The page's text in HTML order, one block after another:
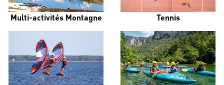
Multi-activités Montagne Tennis